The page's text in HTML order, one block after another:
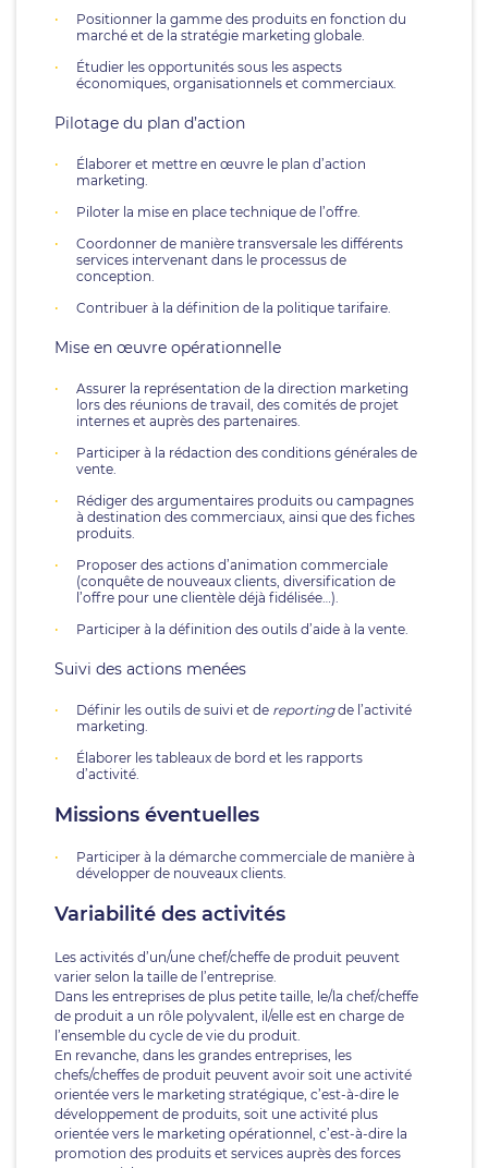
Positionner la gamme des produits en fonction du
marché et de la stratégie marketing globale.
Étudier les opportunités sous les aspects
économiques, organisationnels et commerciaux.
Pilotage du plan d’action
Élaborer et mettre en œuvre le plan d’action
marketing.
Piloter la mise en place technique de l’offre.
Coordonner de manière transversale les différents
services intervenant dans le processus de
conception.
Contribuer à la définition de la politique tarifaire.
Mise en œuvre opérationnelle
Assurer la représentation de la direction marketing
lors des réunions de travail, des comités de projet
internes et auprès des partenaires.
Participer à la rédaction des conditions générales de
vente.
Rédiger des argumentaires produits ou campagnes
à destination des commerciaux, ainsi que des fiches
produits.
Proposer des actions d’animation commerciale
(conquête de nouveaux clients, diversification de
l’offre pour une clientèle déjà fidélisée…).
Participer à la définition des outils d’aide à la vente.
Suivi des actions menées
Définir les outils de suivi et de reportingde l’activité
marketing.
Élaborer les tableaux de bord et les rapports
d’activité.
Missions éventuelles
Participer à la démarche commerciale de manière à
développer de nouveaux clients.
Variabilité des activités
Les activités d’un/une chef/cheffe de produit peuvent
varier selon la taille de l’entreprise.
Dans les entreprises de plus petite taille, le/la chef/cheffe
de produit a un rôle polyvalent, il/elle est en charge de
l’ensemble du cycle de vie du produit.
En revanche, dans les grandes entreprises, les
chefs/cheffes de produit peuvent avoir soit une activité
orientée vers le marketing stratégique, c’est-à-dire le
développement de produits, soit une activité plus
orientée vers le marketing opérationnel, c’est-à-dire la
promotion des produits et services auprès des forces